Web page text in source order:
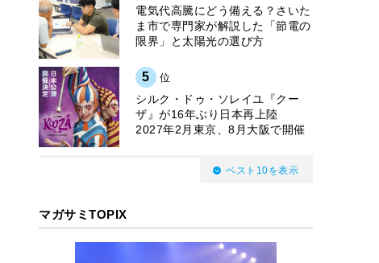
電気代高騰にどう備える？さいた
ま市で専門家が解説した「節電の
限界」と太陽光の選び方
5 位
シルク・ドゥ・ソレイユ『クー
ザ』が16年ぶり日本再上陸
2027年2月東京、8月大阪で開催
ベスト10を表示
マガサミTOPIX